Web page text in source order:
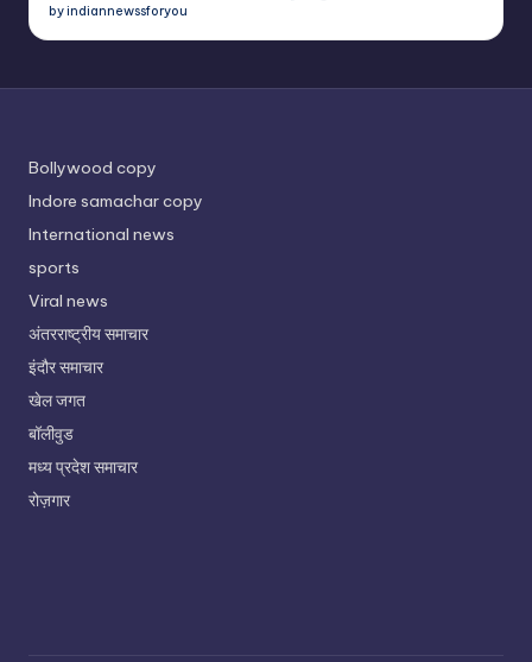
by indiannewssforyou
Bollywood copy
Indore samachar copy
International news
sports
Viral news
अंतरराष्ट्रीय समाचार
इंदौर समाचार
खेल जगत
बॉलीवुड
मध्य प्रदेश समाचार
रोज़गार